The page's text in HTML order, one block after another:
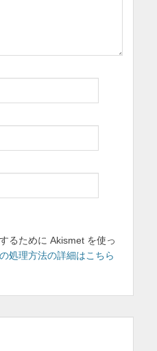
るために Akismet を使っ
処理方法の詳細はこちら